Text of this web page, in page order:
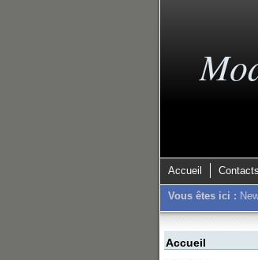
Accueil Contacts
Vous êtes ici :
Accueil